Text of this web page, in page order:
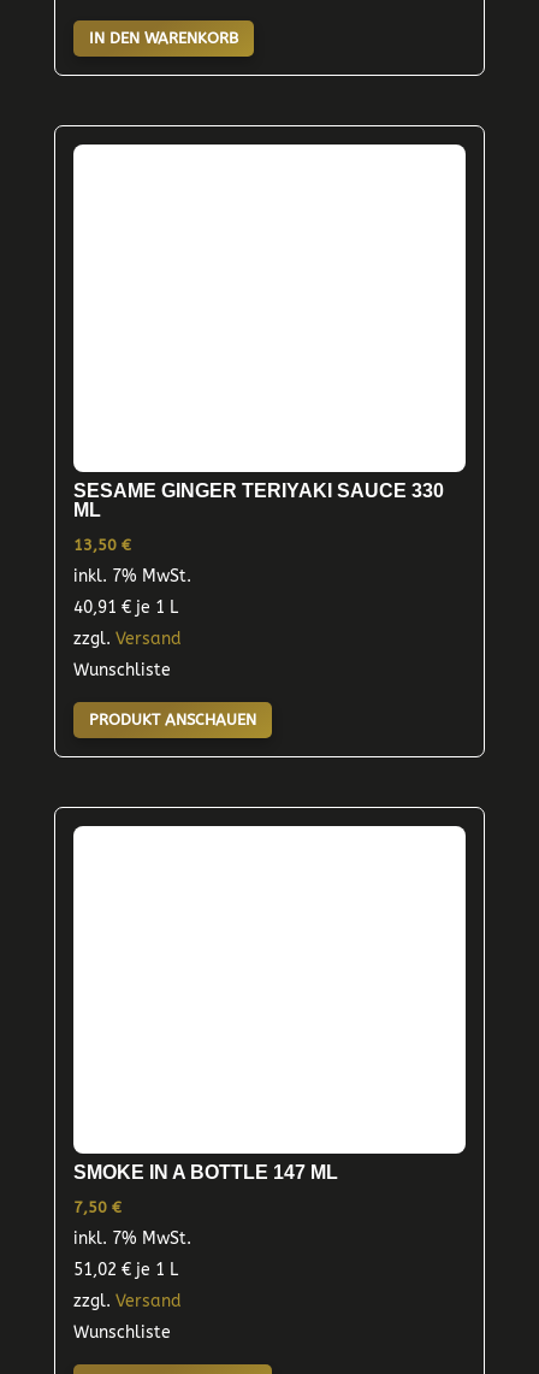
IN DEN WARENKORB
SESAME GINGER TERIYAKI SAUCE 330
ML
13,50 €
inkl. 7% MwSt.
40,91 €je 1 L
zzgl. Versand
Wunschliste
PRODUKT ANSCHAUEN
SMOKE IN A BOTTLE 147 ML
7,50 €
inkl. 7% MwSt.
51,02 €je 1 L
zzgl. Versand
Wunschliste